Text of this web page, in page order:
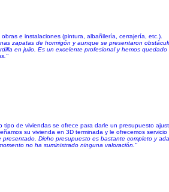
e instalaciones (pintura, albañilería, cerrajería, etc.).
zapatas de hormigón y aunque se presentaron
en julio. Es un excelente profesional y hemos
de viviendas se ofrece para darle un presupuesto
su vivienda en 3D terminada y le ofrecemos servicio
Dicho presupuesto es bastante completo y
no ha suministrado ninguna valoración."